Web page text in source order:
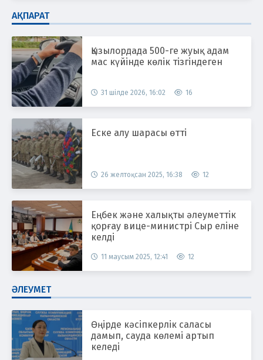
АҚПАРАТ
Қызылордада 500-ге жуық адам
мас күйінде көлік тізгіндеген
31 шілде 2026, 16:02 16
Еске алу шарасы өтті
26 желтоқсан 2025, 16:38 12
Еңбек және халықты әлеуметтік
қорғау вице-министрі Сыр еліне
келді
11 маусым 2025, 12:41 12
ӘЛЕУМЕТ
Өңірде кәсіпкерлік саласы
дамып, сауда көлемі артып
келеді